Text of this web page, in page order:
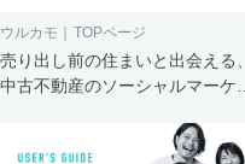
ウルカモ｜TOPページ
売り出し前の住まいと出会える、
中古不動産のソーシャルマーケッ